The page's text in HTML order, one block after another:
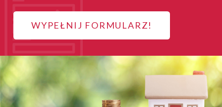
WYPEŁNIJ FORMULARZ!